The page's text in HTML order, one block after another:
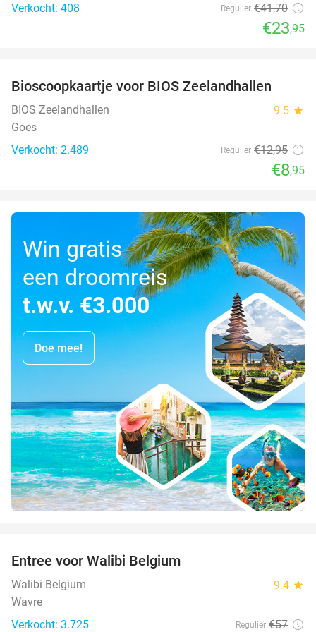
Verkocht: 408
Regulier €41,70
€23,95
Bioscoopkaartje voor BIOS Zeelandhallen
BIOS Zeelandhallen 9.5 star
Goes
Verkocht: 2.489
Regulier €12,95
€8,95
Win gratis
een droomreis
t.w.v. €3.000
Doe mee!
Entree voor Walibi Belgium
Walibi Belgium 9.4 star
Wavre
Verkocht: 3.725
Regulier €57